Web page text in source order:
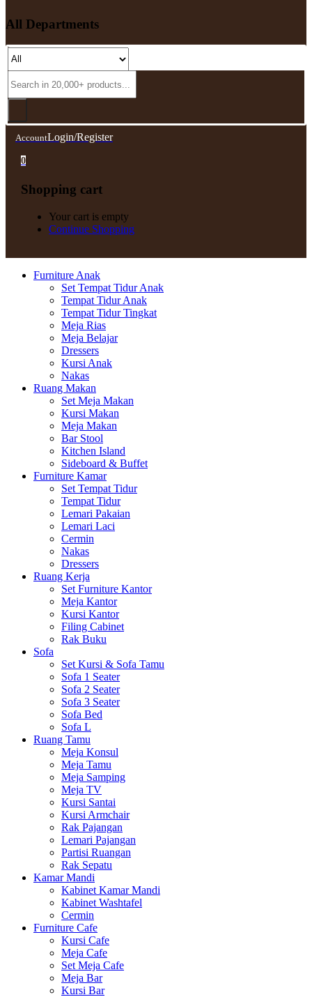
All Departments
AccountLogin/Register
0
Shopping cart
Your cart is empty
Continue Shopping
Furniture Anak
Set Tempat Tidur Anak
Tempat Tidur Anak
Tempat Tidur Tingkat
Meja Rias
Meja Belajar
Dressers
Kursi Anak
Nakas
Ruang Makan
Set Meja Makan
Kursi Makan
Meja Makan
Bar Stool
Kitchen Island
Sideboard & Buffet
Furniture Kamar
Set Tempat Tidur
Tempat Tidur
Lemari Pakaian
Lemari Laci
Cermin
Nakas
Dressers
Ruang Kerja
Set Furniture Kantor
Meja Kantor
Kursi Kantor
Filing Cabinet
Rak Buku
Sofa
Set Kursi & Sofa Tamu
Sofa 1 Seater
Sofa 2 Seater
Sofa 3 Seater
Sofa Bed
Sofa L
Ruang Tamu
Meja Konsul
Meja Tamu
Meja Samping
Meja TV
Kursi Santai
Kursi Armchair
Rak Pajangan
Lemari Pajangan
Partisi Ruangan
Rak Sepatu
Kamar Mandi
Kabinet Kamar Mandi
Kabinet Washtafel
Cermin
Furniture Cafe
Kursi Cafe
Meja Cafe
Set Meja Cafe
Meja Bar
Kursi Bar